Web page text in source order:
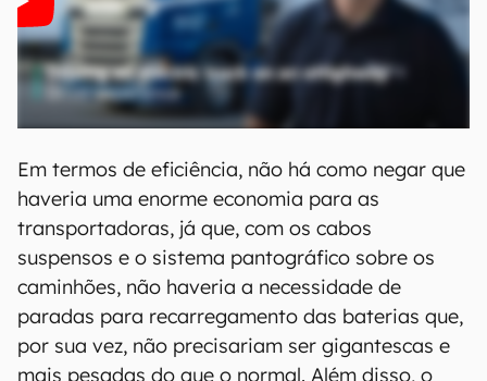
Em termos de eficiência, não há como negar que
haveria uma enorme economia para as
transportadoras, já que, com os cabos
suspensos e o sistema pantográfico sobre os
caminhões, não haveria a necessidade de
paradas para recarregamento das baterias que,
por sua vez, não precisariam ser gigantescas e
mais pesadas do que o normal. Além disso, o